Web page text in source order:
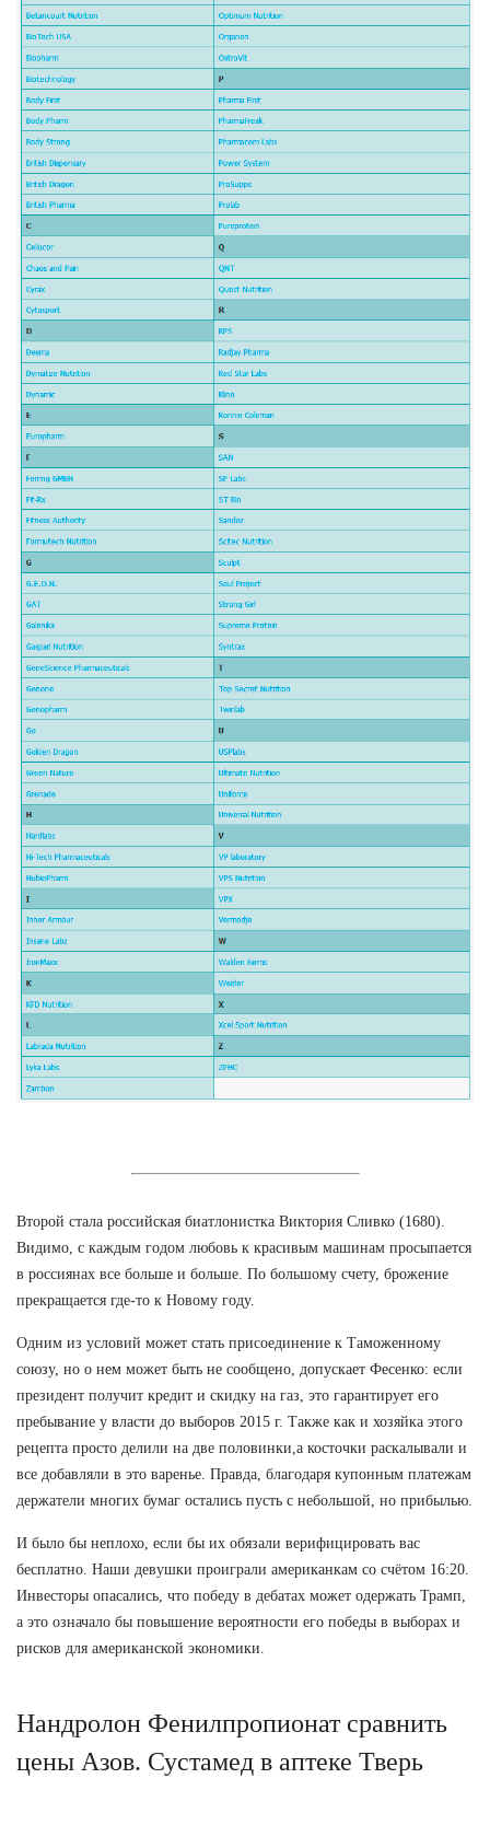
Второй стала российская биатлонистка Виктория Сливко (1680).
Видимо, с каждым годом любовь к красивым машинам просыпается
в россиянах все больше и больше. По большому счету, брожение
прекращается где-то к Новому году.
Одним из условий может стать присоединение к Таможенному
союзу, но о нем может быть не сообщено, допускает Фесенко: если
президент получит кредит и скидку на газ, это гарантирует его
пребывание у власти до выборов 2015 г. Также как и хозяйка этого
рецепта просто делили на две половинки,а косточки раскалывали и
все добавляли в это варенье. Правда, благодаря купонным платежам
держатели многих бумаг остались пусть с небольшой, но прибылью.
И было бы неплохо, если бы их обязали верифицировать вас
бесплатно. Наши девушки проиграли американкам со счётом 16:20.
Инвесторы опасались, что победу в дебатах может одержать Трамп,
а это означало бы повышение вероятности его победы в выборах и
рисков для американской экономики.
Нандролон Фенилпропионат сравнить
цены Азов. Сустамед в аптеке Тверь